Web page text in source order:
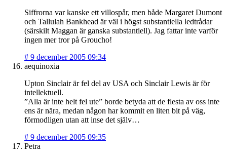
Siffrorna var kanske ett villospår, men både Margaret Dumont
och Tallulah Bankhead är väl i högst substantiella ledtrådar
(särskilt Maggan är ganska substantiell). Jag fattar inte varför
ingen mer tror på Groucho!
# 9 december 2005 09:34
aequinoxia
Upton Sinclair är fel del av USA och Sinclair Lewis är för
intellektuell.
”Alla är inte helt fel ute” borde betyda att de flesta av oss inte
ens är nära, medan någon har kommit en liten bit på väg,
förmodligen utan att inse det själv…
# 9 december 2005 09:35
Petra